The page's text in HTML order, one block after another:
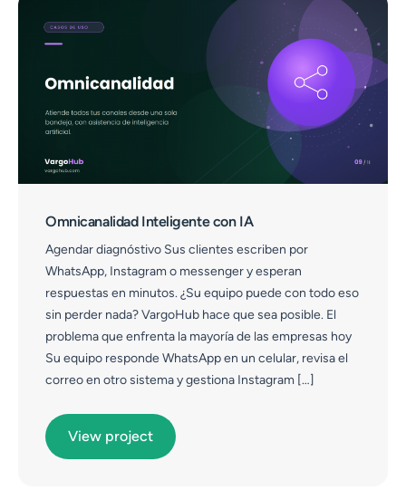
Omnicanalidad Inteligente con IA
Agendar diagnóstivo Sus clientes escriben por
WhatsApp, Instagram o messenger y esperan
respuestas en minutos. ¿Su equipo puede con todo eso
sin perder nada? VargoHub hace que sea posible. El
problema que enfrenta la mayoría de las empresas hoy
Su equipo responde WhatsApp en un celular, revisa el
correo en otro sistema y gestiona Instagram […]
View project